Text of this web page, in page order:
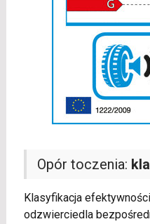
Opór toczenia:
Klasyfikacja
odzwierciedla